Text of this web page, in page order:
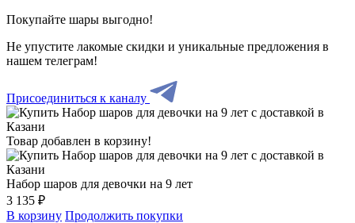
Покупайте шары выгодно!
Не упустите лакомые скидки и уникальные предложения в
нашем телеграм!
Присоединиться к каналу
Товар добавлен в корзину!
Набор шаров для девочки на 9 лет
3 135 ₽
В корзину Продолжить покупки